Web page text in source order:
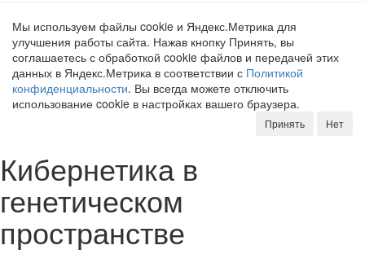
Мы используем файлы cookie и Яндекс.Метрика для
улучшения работы сайта. Нажав кнопку Принять, вы
соглашаетесь с обработкой cookie файлов и передачей этих
данных в Яндекс.Метрика в соответствии с Политикой
конфиденциальности. Вы всегда можете отключить
использование cookie в настройках вашего браузера.
Принять Нет
Кибернетика в
генетическом
пространстве